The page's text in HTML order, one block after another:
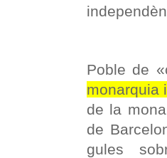
Poble de
monarquia
de la
de
gules